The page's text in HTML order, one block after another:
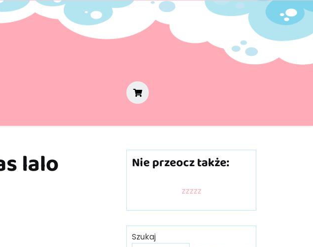
lalo
Nie przeocz także:
zzzzz
Szukaj